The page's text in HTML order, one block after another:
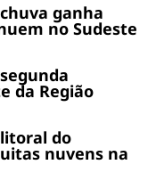
chuva ganha
no Sudeste
segunda
da Região
litoral do
nuvens na